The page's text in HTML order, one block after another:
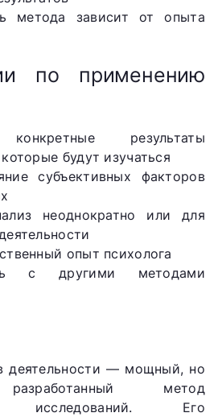
метода зависит от опыта
по применению
конкретные результаты
будут изучаться
субъективных факторов
неоднократно или для
опыт психолога
с другими методами
деятельности — мощный, но
разработанный метод
исследований. Его